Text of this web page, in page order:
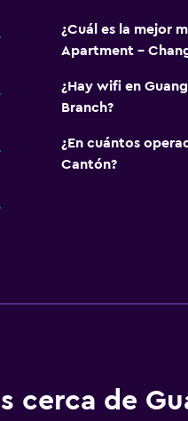
¿Cuál es la mejor
Apartment -
¿Hay wifi en
Branch?
¿En cuántos
Cantón?
cerca de